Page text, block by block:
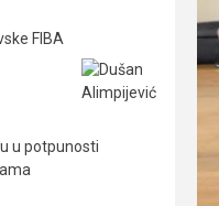
FIBA
u potpunosti